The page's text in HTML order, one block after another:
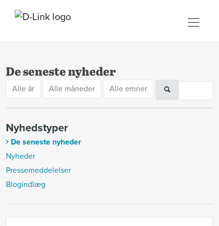
De seneste nyheder
Alle år Alle måneder Alle emner
Nyhedstyper
De seneste nyheder
Nyheder
Pressemeddelelser
Blogindlæg